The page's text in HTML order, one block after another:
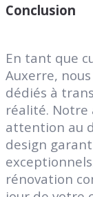
Conclusion
En tant que
Auxerre,
dédiés à
réalité.
attention au
design
rénovation